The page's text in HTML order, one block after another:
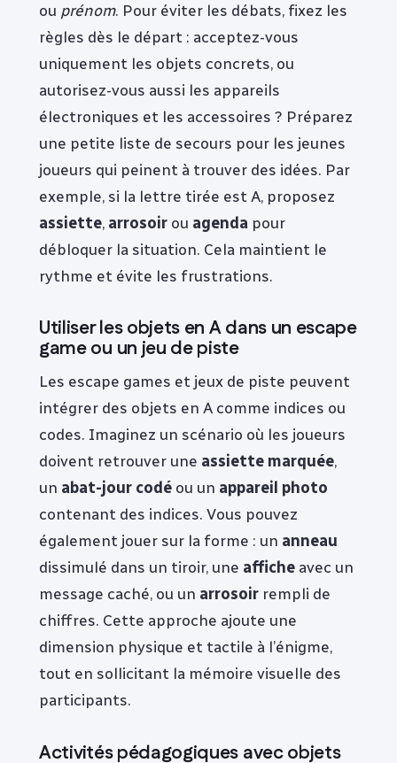
ou prénom. Pour éviter les débats, fixez les
règles dès le départ : acceptez-vous
uniquement les objets concrets, ou
autorisez-vous aussi les appareils
électroniques et les accessoires ? Préparez
une petite liste de secours pour les jeunes
joueurs qui peinent à trouver des idées. Par
exemple, si la lettre tirée est A, proposez
assiette, arrosoir ou agenda pour
débloquer la situation. Cela maintient le
rythme et évite les frustrations.
Utiliser les objets en A dans un escape
game ou un jeu de piste
Les escape games et jeux de piste peuvent
intégrer des objets en A comme indices ou
codes. Imaginez un scénario où les joueurs
doivent retrouver une assiette marquée,
un abat-jour codé ou un appareil photo
contenant des indices. Vous pouvez
également jouer sur la forme : un anneau
dissimulé dans un tiroir, une affiche avec un
message caché, ou un arrosoir rempli de
chiffres. Cette approche ajoute une
dimension physique et tactile à l’énigme,
tout en sollicitant la mémoire visuelle des
participants.
Activités pédagogiques avec objets